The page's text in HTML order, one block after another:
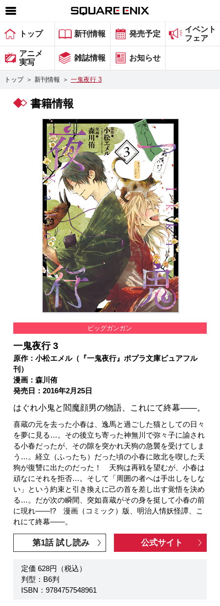
SQUARE ENIX 公式サイトメニュー
ゲーム
マガジン＆ブックス
グッズ
会社情報 採用情報
スクウェア・エニックス サイト内検索
トップ 新刊情報 発売予定
イベント
フェア
アニメ
実写
雑誌情報 お知らせ
トップ ＞ 新刊情報 ＞ 一鬼夜行 3
書籍情報
ビッグガンガン
一鬼夜行 3
原作：小松エメル（『一鬼夜行』ポプラ文庫ピュアフル
刊）
漫画：森川侑
発売日：2016年2月25日
はぐれ小鬼と閻魔顔男の物語、これにて終幕――。
喜蔵の元を去った小春は、逸馬と過ごした猫としての日々
を夢に見る…。その後立ち寄った神無川で弥々子に諭され
る小春だったが、その隙を突かれ天狗の急襲を受けてしま
う…。経立（ふったち）だった頃の小春に敗北を喫した天
狗が復讐に出たのだった！ 天狗は再戦を望むが、小春は
頑なにそれを拒否…。そして「周囲の者へは手出しをしな
い」という約束と引き換えに己の首を差し出す覚悟を決め
る…。だが次の瞬間、突如喜蔵がその身を挺して小春の前
に現れ――!? 漫画（コミック）版、明治人情妖怪譚、こ
れにて終幕――。
第1話 試し読み 公式サイト
定価 628円（税込）
判型：B6判
ISBN：9784757548961